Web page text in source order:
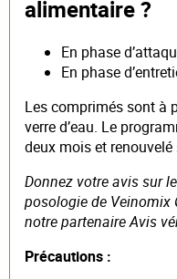
alimentaire ?
En phase
En phase
Les comprimés sont à
verre d’eau. Le
deux mois et renouvelé
Donnez votre avis sur
posologie de Veinomix
notre partenaire Avis
Précautions :